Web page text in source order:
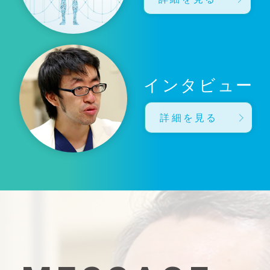
インタビュー
詳細を見る